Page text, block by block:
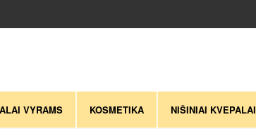
VYRAMS KOSMETIKA NIŠINIAI KVEPALAI